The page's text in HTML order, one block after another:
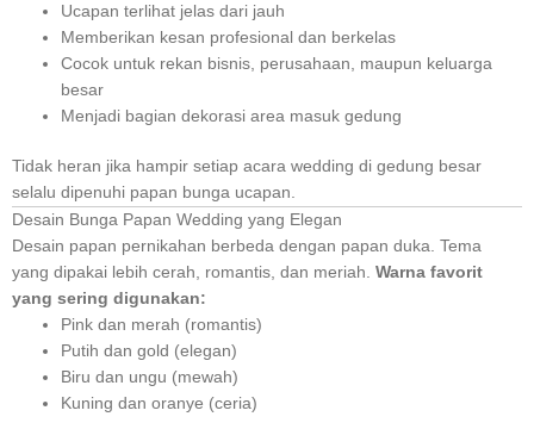
Ucapan terlihat jelas dari jauh
Memberikan kesan profesional dan berkelas
Cocok untuk rekan bisnis, perusahaan, maupun keluarga
besar
Menjadi bagian dekorasi area masuk gedung
Tidak heran jika hampir setiap acara wedding di gedung besar
selalu dipenuhi papan bunga ucapan.
Desain Bunga Papan Wedding yang Elegan
Desain papan pernikahan berbeda dengan papan duka. Tema
yang dipakai lebih cerah, romantis, dan meriah. Warna favorit
yang sering digunakan:
Pink dan merah (romantis)
Putih dan gold (elegan)
Biru dan ungu (mewah)
Kuning dan oranye (ceria)